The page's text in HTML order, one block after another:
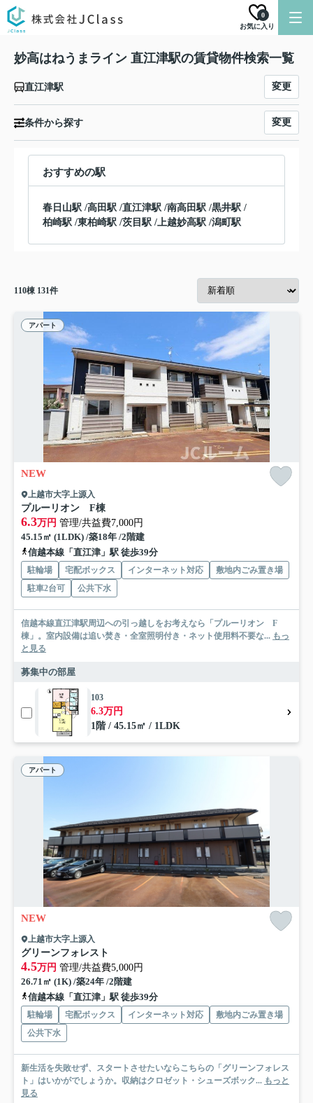
お気に入り
0
妙高はねうまライン 直江津駅の賃貸物件検索一覧
直江津駅 変更
条件から探す 変更
おすすめの駅
春日山駅 /高田駅 /直江津駅 /南高田駅 /黒井駅 /
柏崎駅 /東柏崎駅 /茨目駅 /上越妙高駅 /潟町駅
110棟 131件
アパート
NEW
上越市大字上源入
プルーリオン F棟
6.3万円 管理/共益費7,000円
45.15㎡ (1LDK) /築18年 /2階建
信越本線「直江津」駅 徒歩39分
駐輪場 宅配ボックス インターネット対応
敷地内ごみ置き場
駐車2台可
公共下水
信越本線直江津駅周辺への引っ越しをお考えなら「プルーリオン F
棟」。室内設備は追い焚き・全室照明付き・ネット使用料不要な... もっ
と見る
募集中の部屋
103
6.3万円
1階 / 45.15㎡ / 1LDK
アパート
NEW
上越市大字上源入
グリーンフォレスト
4.5万円 管理/共益費5,000円
26.71㎡ (1K) /築24年 /2階建
信越本線「直江津」駅 徒歩39分
駐輪場 宅配ボックス インターネット対応
敷地内ごみ置き場
公共下水
新生活を失敗せず、スタートさせたいならこちらの「グリーンフォレス
ト」はいかがでしょうか。収納はクロゼット・シューズボック... もっと
見る